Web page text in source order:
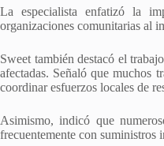
La especialista enfatizó la
organizaciones comunitarias al
Sweet también destacó el
afectadas. Señaló que muchos
coordinar esfuerzos locales de
Asimismo, indicó que
frecuentemente con